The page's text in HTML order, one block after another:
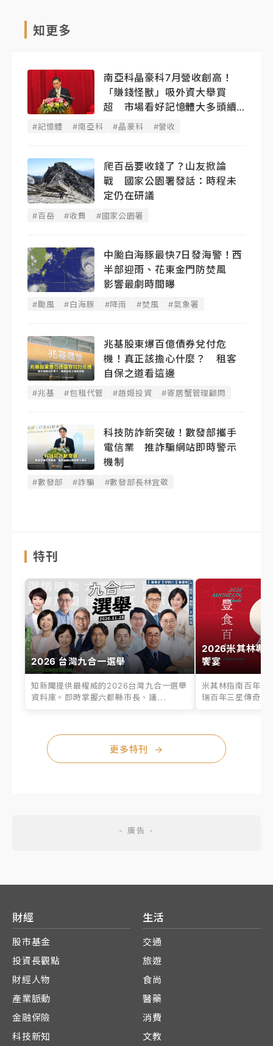
知更多
南亞科晶豪科7月營收創高！
「賺錢怪獸」吸外資大舉買
超 市場看好記憶體大多頭續
#記憶體 #南亞科 #晶豪科 #營收
爬百岳要收錢了？山友掀論
戰 國家公園署發話：時程未
定仍在研議
#百岳 #收費 #國家公園署
中颱白海豚最快7日發海警！西
半部迎雨、花東金門防焚風
影響最劇時間曝
#颱風 #白海豚 #降雨 #焚風 #氣象署
兆基股東爆百億債券兌付危
機！真正該擔心什麼？ 租客
自保之道看這邊
#兆基 #包租代管 #趙姬投資 #寄居蟹管理顧問
科技防詐新突破！數發部攜手
電信業 推詐騙網站即時警示
機制
#數發部 #詐騙 #數發部長林宜敬
特刊
2026 台灣九合一選舉
知新聞提供最權威的2026台灣九合一選舉
資料庫。即時掌握六都縣市長、議...
2026米其林專
饗宴
米其林指南百年之
瑞百年三星傳奇、
更多特刊 →
財經
股市基金
投資長觀點
財經人物
產業脈動
金融保險
科技新知
生活
交通
旅遊
食尚
醫藥
消費
文教